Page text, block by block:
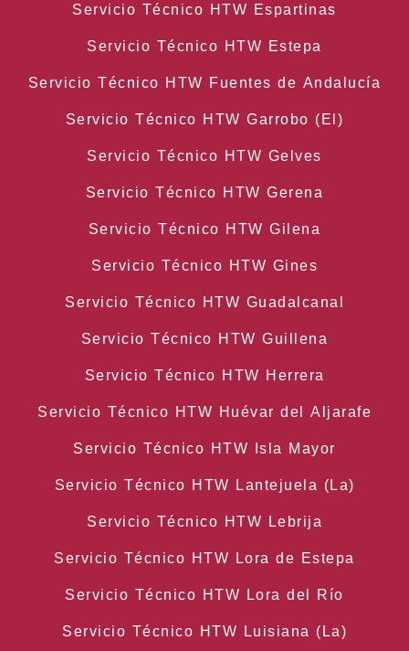
Servicio Técnico HTW Espartinas
Servicio Técnico HTW Estepa
Servicio Técnico HTW Fuentes de Andalucía
Servicio Técnico HTW Garrobo (El)
Servicio Técnico HTW Gelves
Servicio Técnico HTW Gerena
Servicio Técnico HTW Gilena
Servicio Técnico HTW Gines
Servicio Técnico HTW Guadalcanal
Servicio Técnico HTW Guillena
Servicio Técnico HTW Herrera
Servicio Técnico HTW Huévar del Aljarafe
Servicio Técnico HTW Isla Mayor
Servicio Técnico HTW Lantejuela (La)
Servicio Técnico HTW Lebrija
Servicio Técnico HTW Lora de Estepa
Servicio Técnico HTW Lora del Río
Servicio Técnico HTW Luisiana (La)